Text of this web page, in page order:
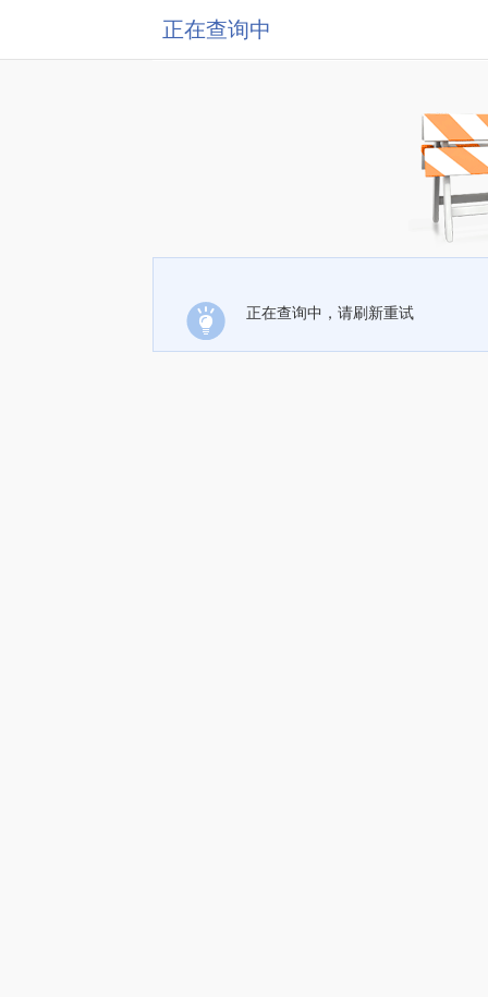
正在查询中
正在查询中，请刷新重试